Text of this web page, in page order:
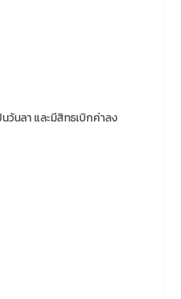
นลา และมีสิทธเบิกค่าลง